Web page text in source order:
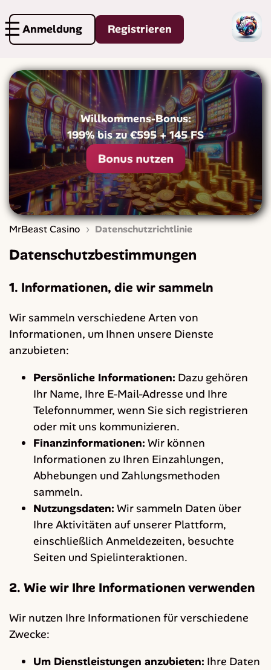
Anmeldung Registrieren
Willkommens-Bonus:
199% bis zu €595 + 145 FS
Bonus nutzen
MrBeast Casino › Datenschutzrichtlinie
Datenschutzbestimmungen
1. Informationen, die wir sammeln
Wir sammeln verschiedene Arten von
Informationen, um Ihnen unsere Dienste
anzubieten:
Persönliche Informationen: Dazu gehören
Ihr Name, Ihre E-Mail-Adresse und Ihre
Telefonnummer, wenn Sie sich registrieren
oder mit uns kommunizieren.
Finanzinformationen: Wir können
Informationen zu Ihren Einzahlungen,
Abhebungen und Zahlungsmethoden
sammeln.
Nutzungsdaten: Wir sammeln Daten über
Ihre Aktivitäten auf unserer Plattform,
einschließlich Anmeldezeiten, besuchte
Seiten und Spielinteraktionen.
2. Wie wir Ihre Informationen verwenden
Wir nutzen Ihre Informationen für verschiedene
Zwecke:
Um Dienstleistungen anzubieten: Ihre Daten